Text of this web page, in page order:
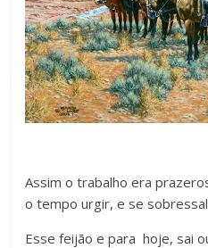
Assim o trabalho era
o tempo urgir, e se
Esse feijão e para hoje, sai